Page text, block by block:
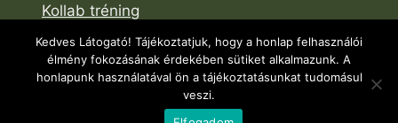
Kollab tréning
Aktuális események
Cikkek
Kedves Látogató! Tájékoztatjuk, hogy a honlap felhasználói
élmény fokozásának érdekében sütiket alkalmazunk. A
honlapunk használatával ön a tájékoztatásunkat tudomásul
veszi.